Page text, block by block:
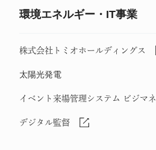
環境エネルギー・IT事業
株式会社トミオホールディングス
太陽光発電
イベント来場管理システム ビジマネ
デジタル監督